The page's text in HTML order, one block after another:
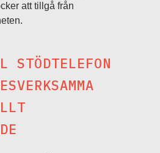
att tillgå från
STÖDTELEFON